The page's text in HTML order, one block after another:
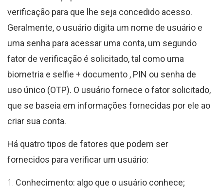
verificação para que lhe seja concedido acesso.
Geralmente, o usuário digita um nome de usuário e
uma senha para acessar uma conta, um segundo
fator de verificação é solicitado, tal como uma
biometria e selfie + documento , PIN ou senha de
uso único (OTP). O usuário fornece o fator solicitado,
que se baseia em informações fornecidas por ele ao
criar sua conta.
Há quatro tipos de fatores que podem ser
fornecidos para verificar um usuário:
Conhecimento: algo que o usuário conhece;